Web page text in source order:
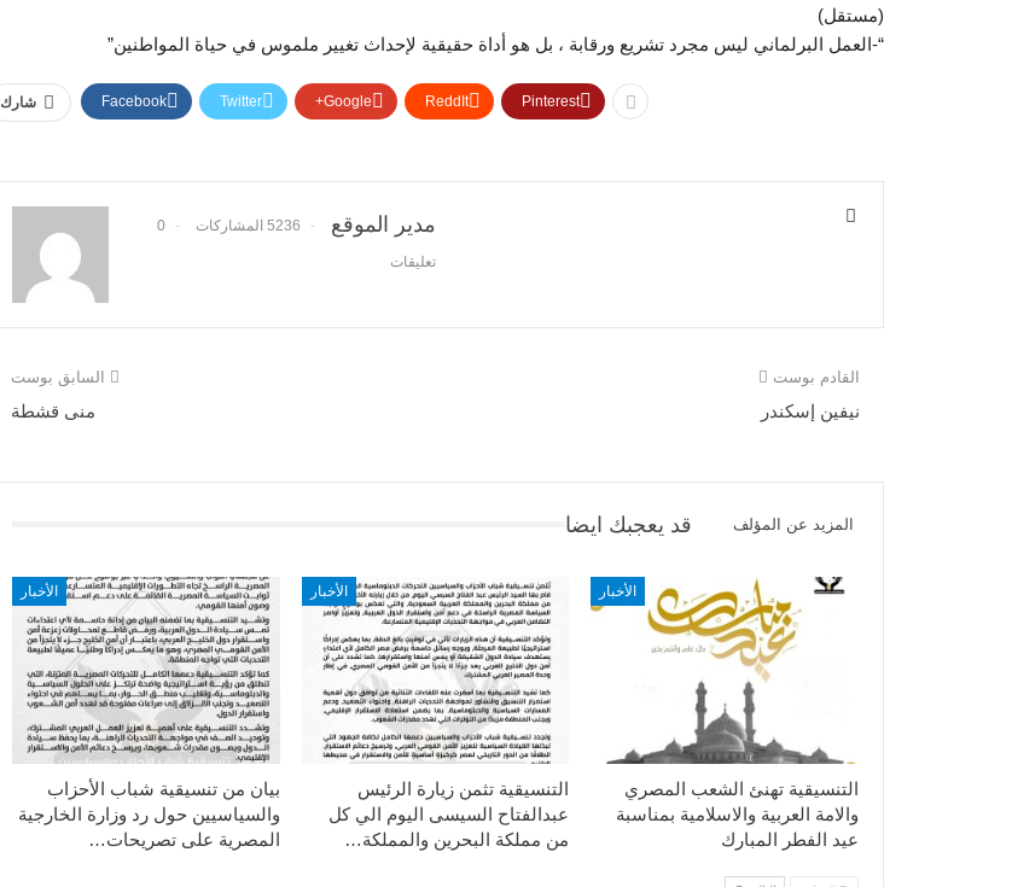
(مستقل)
“-العمل البرلماني ليس مجرد تشريع ورقابة ، بل هو أداة حقيقية لإحداث تغيير ملموس في حياة المواطنين”
شارك Facebook Twitter Google+ ReddIt Pinterest
مدير الموقع 5236 المشاركات 0
تعليقات
السابق بوست
منى قشطة
القادم بوست
نيفين إسكندر
قد يعجبك ايضا المزيد عن المؤلف
الأخبار
بيان من تنسيقية شباب الأحزاب
والسياسيين حول رد وزارة الخارجية
المصرية على تصريحات…
الأخبار
التنسيقية تثمن زيارة الرئيس
عبدالفتاح السيسى اليوم الي كل
من مملكة البحرين والمملكة…
الأخبار
التنسيقية تهنئ الشعب المصري
والامة العربية والاسلامية بمناسبة
عيد الفطر المبارك